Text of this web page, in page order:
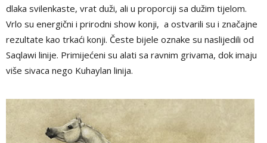
dlaka svilenkaste, vrat duži, ali u proporciji sa dužim tijelom.
Vrlo su energični i prirodni show konji, a ostvarili su i značajne
rezultate kao trkaći konji. Česte bijele oznake su naslijedili od
Saqlawi linije. Primijećeni su alati sa ravnim grivama, dok imaju
više sivaca nego Kuhaylan linija.